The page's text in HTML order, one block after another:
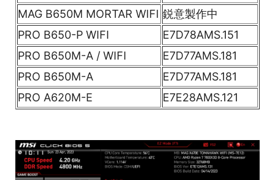
MAG B650M MORTAR WIFI 鋭意製作中
PRO B650-P WIFI
E7D78AMS.151
PRO B650M-A / WIFI
E7D77AMS.181
PRO B650M-A
E7D77AMS.181
PRO A620M-E
E7E28AMS.121